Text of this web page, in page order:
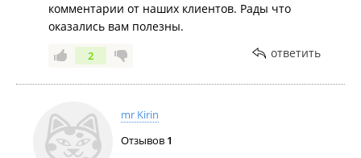
комментарии от наших клиентов. Рады что
оказались вам полезны.
2 ответить
mr Kirin
Отзывов 1